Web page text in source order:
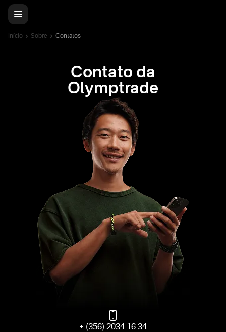
Início Sobre Contatos
Contato da
Olymptrade
+ (356) 2034 16 34